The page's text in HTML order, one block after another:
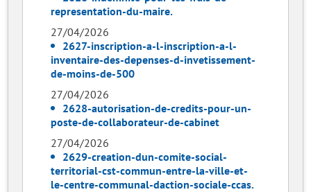
representation-du-maire.
27/04/2026
2627-inscription-a-l-inscription-a-l-
inventaire-des-depenses-d-invetissement-
de-moins-de-500
27/04/2026
2628-autorisation-de-credits-pour-un-
poste-de-collaborateur-de-cabinet
27/04/2026
2629-creation-dun-comite-social-
territorial-cst-commun-entre-la-ville-et-
le-centre-communal-daction-sociale-ccas.